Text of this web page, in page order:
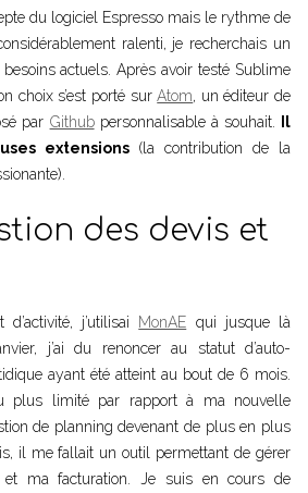
du logiciel Espresso mais le rythme de
ralenti, je recherchais un
actuels. Après avoir testé Sublime
choix s’est porté surAtom, un éditeur de
par Githubpersonnalisable à souhait.
Il
extensions(la contribution de la
des devis et
j’utilisai MonAE qui jusque là
j’ai du renoncer au statut d’auto-
ayant été atteint au bout de 6 mois.
plus limité par rapport à ma nouvelle
de planning devenant de plus en plus
il me fallait un outil permettant de gérer
ma facturation. Je suis en cours de